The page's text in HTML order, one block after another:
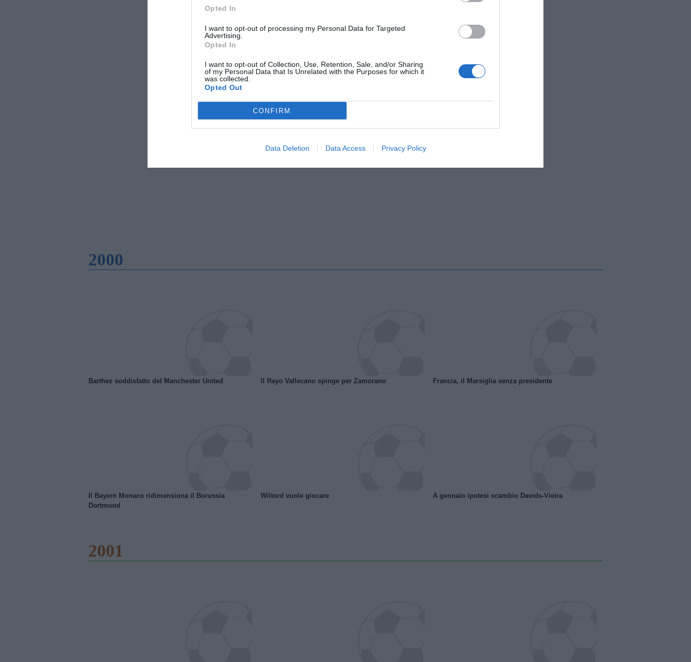
Opted In
I want to opt-out of processing my Personal Data for Targeted
Advertising.
Opted In
I want to opt-out of Collection, Use, Retention, Sale, and/or Sharing
of my Personal Data that Is Unrelated with the Purposes for which it
was collected.
Opted Out
CONFIRM
Data Deletion Data Access Privacy Policy
2000
Barthez soddisfatto del Manchester United Il Rayo Vallecano spinge per Zamorano Francia, il Marsiglia senza presidente
Il Bayern Monaco ridimensiona il Borussia
Dortmund
Wiltord vuole giocare A gennaio ipotesi scambio Davids-Vieira
2001